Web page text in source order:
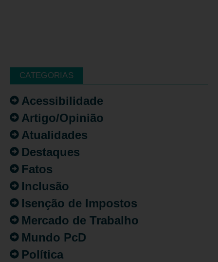
CATEGORIAS
Acessibilidade
Artigo/Opinião
Atualidades
Destaques
Fatos
Inclusão
Isenção de Impostos
Mercado de Trabalho
Mundo PcD
Política